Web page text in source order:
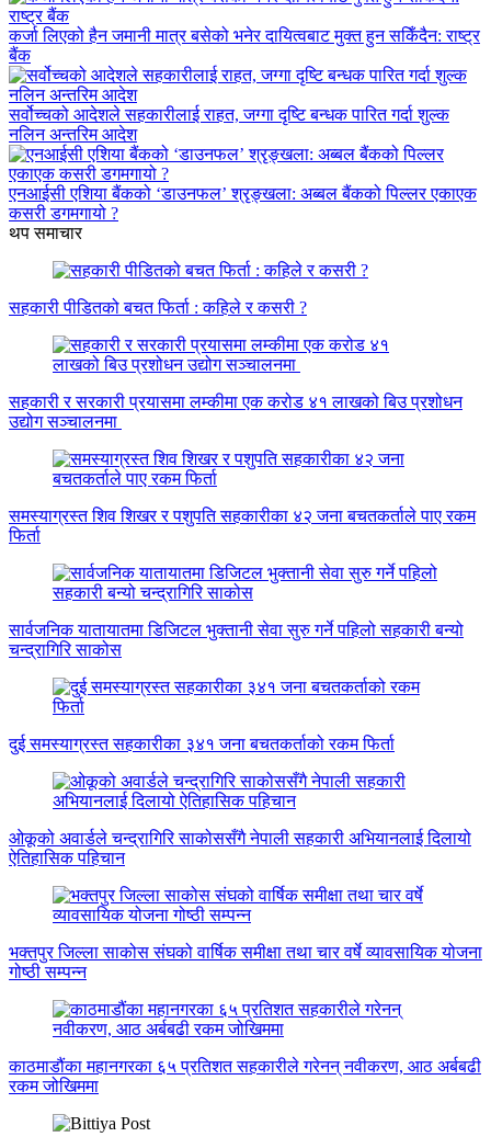
कर्जा लिएको हैन जमानी मात्र बसेको भनेर दायित्वबाट मुक्त हुन सकिँदैन: राष्ट्र
बैंक
सर्वोच्चको आदेशले सहकारीलाई राहत, जग्गा दृष्टि बन्धक पारित गर्दा शुल्क
नलिन अन्तरिम आदेश
एनआईसी एशिया बैंकको ‘डाउनफल’ श्रृङ्खला: अब्बल बैंकको पिल्लर एकाएक
कसरी डगमगायो ?
थप समाचार
सहकारी पीडितको बचत फिर्ता : कहिले र कसरी ?
सहकारी र सरकारी प्रयासमा लम्कीमा एक करोड ४१ लाखको बिउ प्रशोधन
उद्योग सञ्चालनमा
समस्याग्रस्त शिव शिखर र पशुपति सहकारीका ४२ जना बचतकर्ताले पाए रकम
फिर्ता
सार्वजनिक यातायातमा डिजिटल भुक्तानी सेवा सुरु गर्ने पहिलो सहकारी बन्यो
चन्द्रागिरि साकोस
दुई समस्याग्रस्त सहकारीका ३४१ जना बचतकर्ताको रकम फिर्ता
ओकूको अवार्डले चन्द्रागिरि साकोससँगै नेपाली सहकारी अभियानलाई दिलायो
ऐतिहासिक पहिचान
भक्तपुर जिल्ला साकोस संघको वार्षिक समीक्षा तथा चार वर्षे व्यावसायिक योजना
गोष्ठी सम्पन्न
काठमाडौंका महानगरका ६५ प्रतिशत सहकारीले गरेनन् नवीकरण, आठ अर्बबढी
रकम जोखिममा